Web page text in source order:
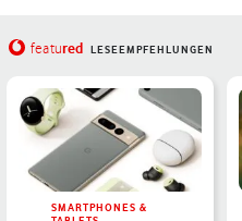
featured LESEEMPFEHLUNGEN
SMARTPHONES &